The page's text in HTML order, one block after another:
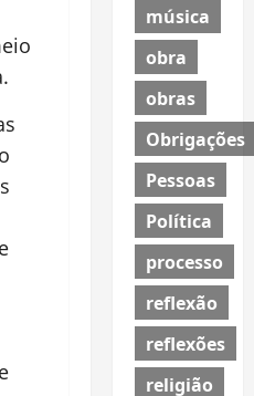
música
obra
obras
Obrigações
Pessoas
Política
processo
reflexão
reflexões
religião